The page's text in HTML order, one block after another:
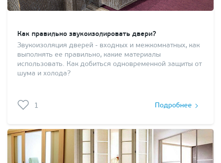
Как правильно звукоизолировать двери?
Звукоизоляция дверей - входных и межкомнатных, как
выполнять ее правильно, какие материалы
использовать. Как добиться одновременной защиты от
шума и холода?
1 Подробнее